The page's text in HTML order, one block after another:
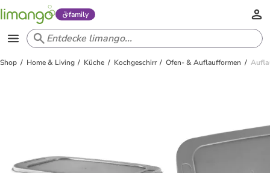
family
Shop Home & Living Küche Kochgeschirr Ofen- & Auflaufformen